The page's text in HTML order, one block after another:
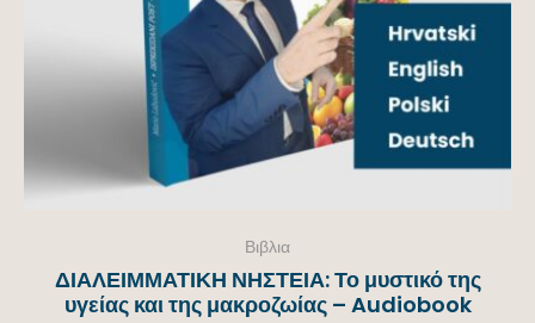
Βιβλια
ΔΙΑΛΕΙΜΜΑΤΙΚΗ ΝΗΣΤΕΙΑ: Το μυστικό της
υγείας και της μακροζωίας – Audiobook